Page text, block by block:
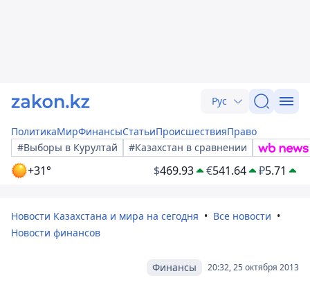
Рус
ПолитикаМирФинансыСтатьиПроисшествияПраво
#Выборы в Курултай
#Казахстан в сравнении
+31° $469.93 €541.64 ₽5.71
Новости Казахстана и мира на сегодня
Все новости
Новости финансов
20:32, 25 октября 2013
Финансы